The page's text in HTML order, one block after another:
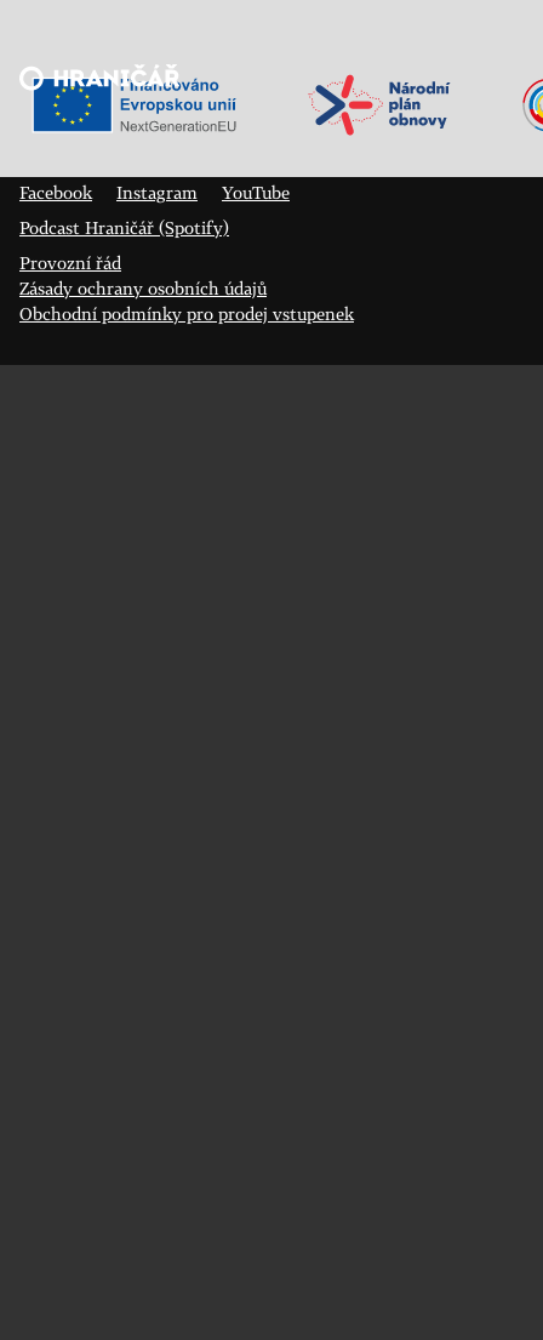
Veřejný sál Hraničář, spolek
Facebook
Instagram
YouTube
Podcast Hraničář (Spotify)
Provozní řád
Zásady ochrany osobních údajů
Obchodní podmínky pro prodej vstupenek